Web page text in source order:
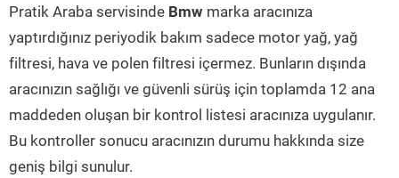
Pratik Araba servisinde Bmw marka aracınıza
yaptırdığınız periyodik bakım sadece motor yağ, yağ
filtresi, hava ve polen filtresi içermez. Bunların dışında
aracınızın sağlığı ve güvenli sürüş için toplamda 12 ana
maddeden oluşan bir kontrol listesi aracınıza uygulanır.
Bu kontroller sonucu aracınızın durumu hakkında size
geniş bilgi sunulur.